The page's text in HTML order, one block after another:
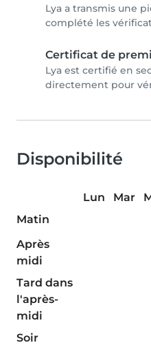
Lya a transmis une
complété les
Certificat de
Lya est certifié en
directement pour
Disponibilité
Lun Mar
Matin
Après
midi
Tard dans
l'après-
midi
Soir